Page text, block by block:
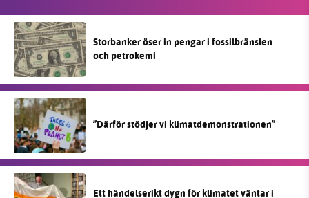
Storbanker öser in pengar i fossilbränslen
och petrokemi
”Därför stödjer vi klimatdemonstrationen”
Ett händelserikt dygn för klimatet väntar i